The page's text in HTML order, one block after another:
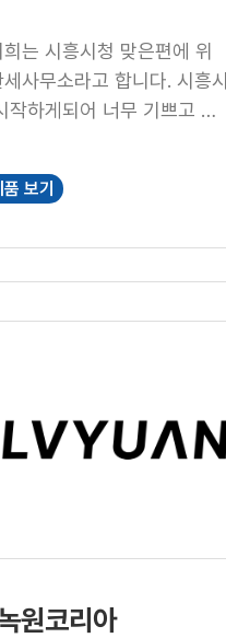
는 시흥시청 맞은편에 위
사무소라고 합니다. 시흥시
작하게되어 너무 기쁘고 시
역 발전에 힘을 싣고 싶습니
보기
원코리아